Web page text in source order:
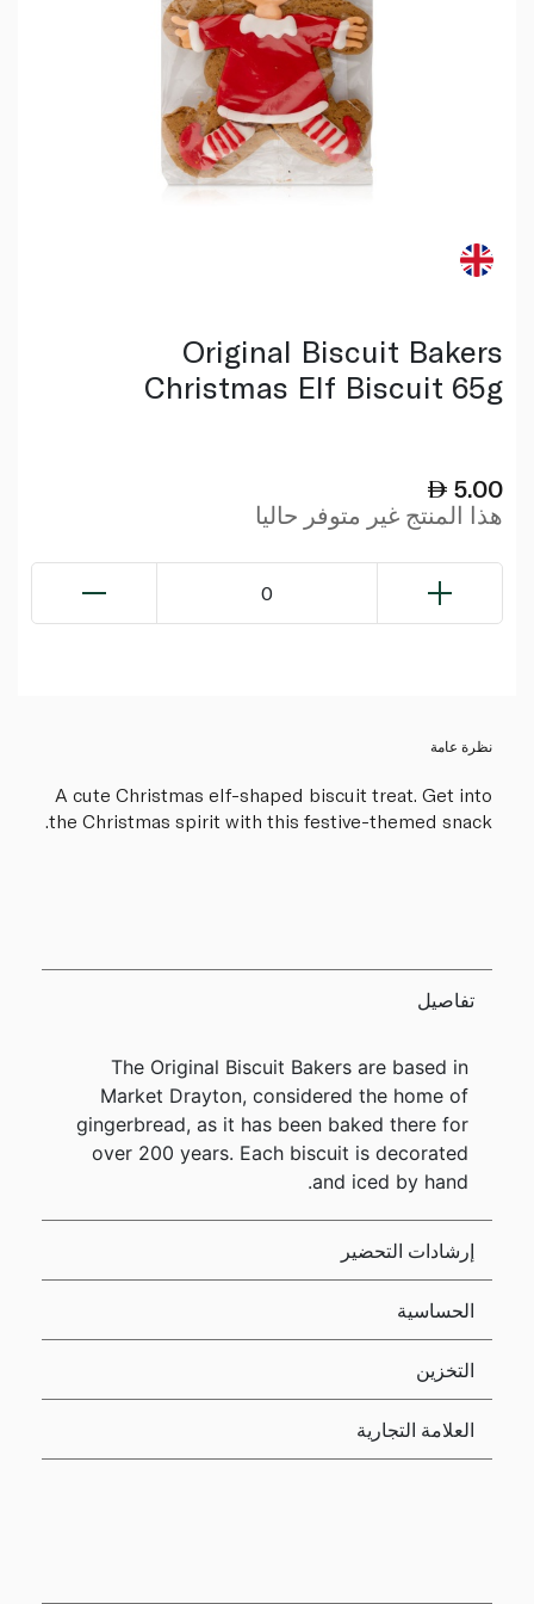
Original Biscuit Bakers
Christmas Elf Biscuit 65g
5.00
هذا المنتج غير متوفر حاليا
0
نظرة عامة
A cute Christmas elf-shaped biscuit treat. Get into
the Christmas spirit with this festive-themed snack.
تفاصيل
The Original Biscuit Bakers are based in
Market Drayton, considered the home of
gingerbread, as it has been baked there for
over 200 years. Each biscuit is decorated
and iced by hand.
إرشادات التحضير
الحساسية
التخزين
العلامة التجارية